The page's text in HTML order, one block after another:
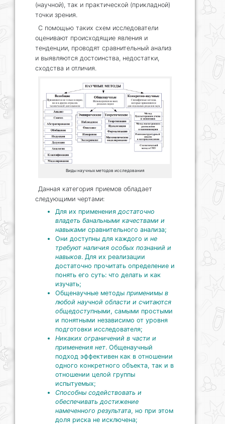
(научной), так и практической (прикладной)
точки зрения.
С помощью таких схем исследователи
оценивают происходящие явления и
тенденции, проводят сравнительный анализ
и выявляются достоинства, недостатки,
сходства и отличия.
Виды научных методов исследования
Данная категория приемов обладает
следующими чертами:
Для их применения достаточно
владеть банальными качествами и
навыками сравнительного анализа;
Они доступны для каждого и не
требуют наличия особых познаний и
навыков. Для их реализации
достаточно прочитать определение и
понять его суть: что делать и как
изучать;
Общенаучные методы применимы в
любой научной области и считаются
общедоступными, самыми простыми
и понятными независимо от уровня
подготовки исследователя;
Никаких ограничений в части и
применения нет. Общенаучный
подход эффективен как в отношении
одного конкретного объекта, так и в
отношении целой группы
испытуемых;
Способны содействовать и
обеспечивать достижение
намеченного результата, но при этом
доля риска не исключена;